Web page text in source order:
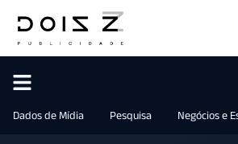
Dados de Mídia Pesquisa Negócios e